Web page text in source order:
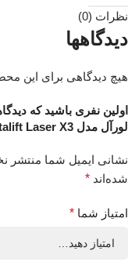
نظرات (0)
دیدگاهها
هیچ دیدگاهی برای این
اولین نفری باشید که
لورآل مدل Revitalift Laser X3 حجم 30 میل”
نشانی ایمیل شما منتشر
شده‌اند *
امتیاز شما *